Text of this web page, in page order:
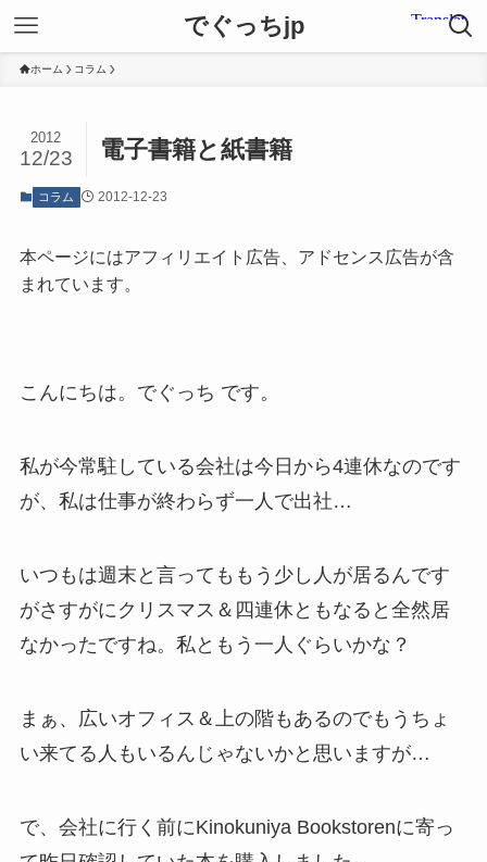
でぐっちjp
ホーム コラム
電子書籍と紙書籍
2012
12/23
コラム 2012-12-23
本ページにはアフィリエイト広告、アドセンス広告が含
まれています。
こんにちは。でぐっち です。
私が今常駐している会社は今日から4連休なのです
が、私は仕事が終わらず一人で出社…
いつもは週末と言ってももう少し人が居るんです
がさすがにクリスマス＆四連休ともなると全然居
なかったですね。私ともう一人ぐらいかな？
まぁ、広いオフィス＆上の階もあるのでもうちょ
い来てる人もいるんじゃないかと思いますが…
で、会社に行く前にKinokuniya Bookstorenに寄っ